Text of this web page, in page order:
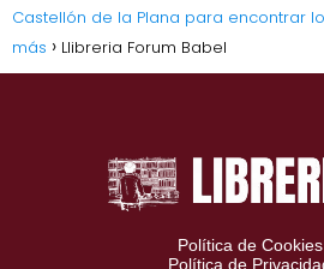
Castellón de la Plana para encontrar
más
Llibreria Forum Babel
Política de Cookies
Política de